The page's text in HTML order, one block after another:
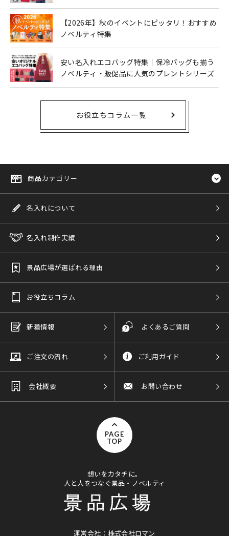
【2026年】秋のイベントにピッタリ！おすすめ
ノベルティ特集
安い名入れエコバッグ特集｜保冷バッグも揃う
ノベルティ・販促品に人気のプレントシリーズ
お役立ちコラム一覧
商品カテゴリー
名入れについて
名入れ制作実績
景品広場が選ばれる理由
お役立ちコラム
新着情報 よくあるご質問
ご注文の流れ ご利用ガイド
会社概要 お問い合わせ
PAGE
TOP
想いをカタチに。
人と人をつなぐ景品・ノベルティ
運営会社：株式会社ロマン